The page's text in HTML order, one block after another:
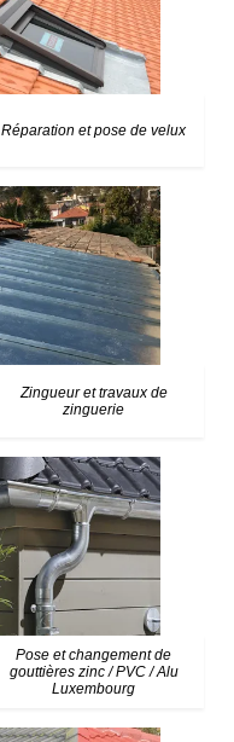
Réparation et pose de velux
Zingueur et travaux de
zinguerie
Pose et changement de
gouttières zinc / PVC / Alu
Luxembourg